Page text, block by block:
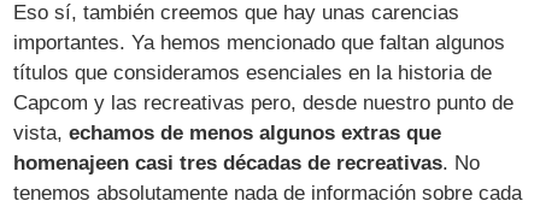
Eso sí, también creemos que hay unas carencias
importantes. Ya hemos mencionado que faltan algunos
títulos que consideramos esenciales en la historia de
Capcom y las recreativas pero, desde nuestro punto de
vista,echamos de menos algunos extras que
homenajeen casi tres décadas de recreativas. No
tenemos absolutamente nada de información sobre cada